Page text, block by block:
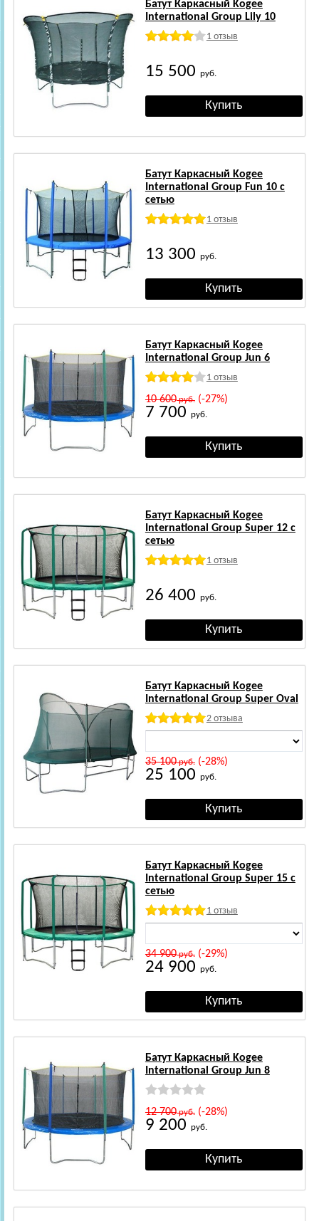
Батут Каркасный Kogee
International Group Lily 10
1 отзыв
15 500 руб.
Батут Каркасный Kogee
International Group Fun 10 с
сетью
1 отзыв
13 300 руб.
Батут Каркасный Kogee
International Group Jun 6
1 отзыв
10 600руб.(-27%)
7 700 руб.
Батут Каркасный Kogee
International Group Super 12 с
сетью
1 отзыв
26 400 руб.
Батут Каркасный Kogee
International Group Super Oval
2 отзыва
35 100руб.(-28%)
25 100 руб.
Батут Каркасный Kogee
International Group Super 15 с
сетью
1 отзыв
34 900руб.(-29%)
24 900 руб.
Батут Каркасный Kogee
International Group Jun 8
12 700руб.(-28%)
9 200 руб.